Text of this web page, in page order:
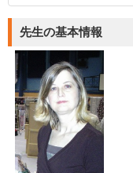
先生の基本情報